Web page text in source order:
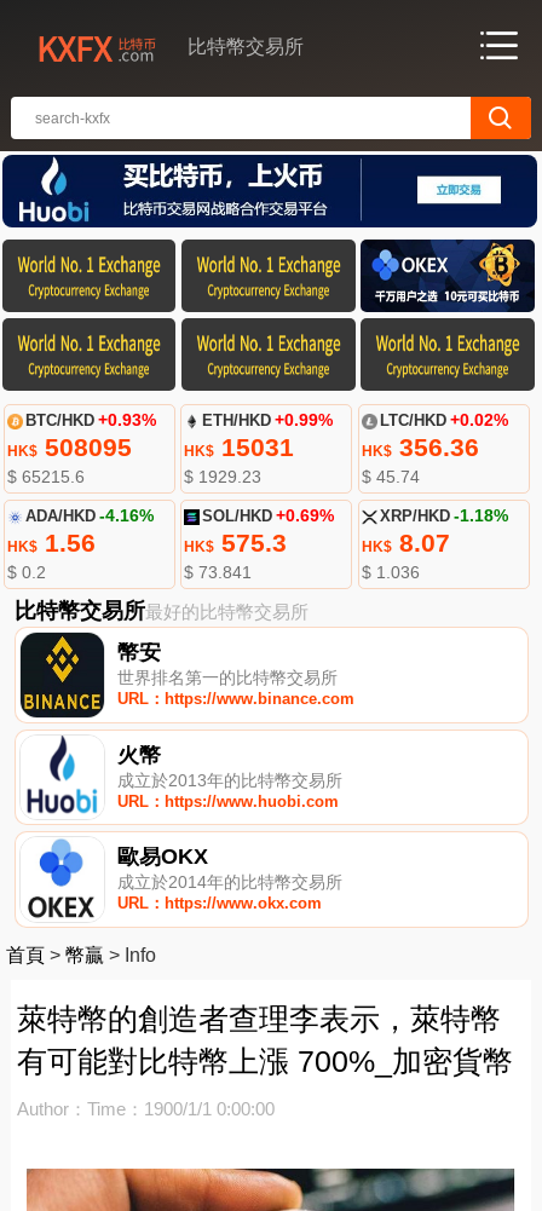
比特幣交易所
BTC/HKD +0.93%
HK$508095
$ 65215.6
ETH/HKD +0.99%
HK$ 15031
$ 1929.23
LTC/HKD +0.02%
HK$356.36
$ 45.74
ADA/HKD -4.16%
HK$1.56
$ 0.2
SOL/HKD +0.69%
HK$ 575.3
$ 73.841
XRP/HKD -1.18%
HK$8.07
$ 1.036
比特幣交易所最好的比特幣交易所
幣安
世界排名第一的比特幣交易所
URL：https://www.binance.com
火幣
成立於2013年的比特幣交易所
URL：https://www.huobi.com
歐易OKX
成立於2014年的比特幣交易所
URL：https://www.okx.com
首頁 > 幣贏 > Info
萊特幣的創造者查理李表示，萊特幣
有可能對比特幣上漲 700%_加密貨幣
Author： Time：1900/1/1 0:00:00